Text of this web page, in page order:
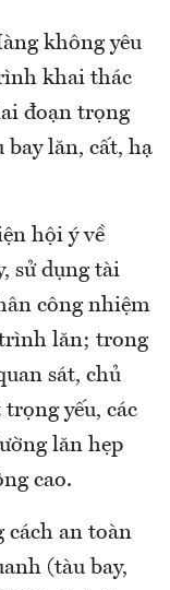
không yêu
khai thác
đoạn trọng
bay lăn, cất, hạ
hội ý về
sử dụng tài
công nhiệm
trình lăn; trong
sát, chủ
yếu, các
lăn hẹp
cao.
cách an toàn
(tàu bay,